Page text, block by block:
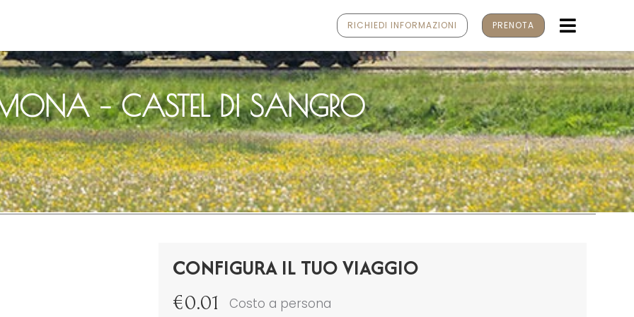
RICHIEDI INFORMAZIONI PRENOTA
– CASTEL DI SANGRO
CONFIGURA IL TUO VIAGGIO
€0.01 Costo a persona